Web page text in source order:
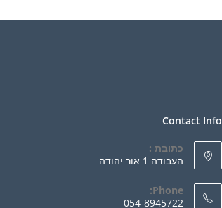
Contact Info
כתובת :
העבודה 1 אור יהודה
Phone:
054-8945722